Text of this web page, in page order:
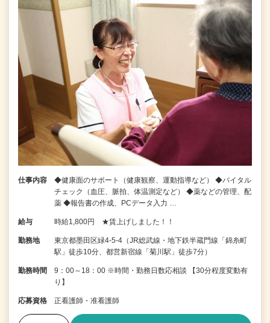
仕事内容
◆健康面のサポート（健康観察、運動指導など） ◆バイタル
チェック（血圧、脈拍、体温測定など） ◆薬などの管理、配
薬 ◆報告書の作成、PCデータ入力 …
給与 時給1,800円 ★賃上げしました！！
勤務地
東京都墨田区緑4-5-4（JR総武線・地下鉄半蔵門線「錦糸町
駅」徒歩10分、都営新宿線「菊川駅」徒歩7分）
勤務時間
9：00～18：00 ※時間・勤務日数応相談 【30分程度変動有
り】
応募資格 正看護師・准看護師